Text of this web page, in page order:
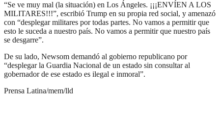
“Se ve muy mal (la situación) en Los Ángeles. ¡¡¡ENVÍEN A LOS
MILITARES!!!”, escribió Trump en su propia red social, y amenazó
con “desplegar militares por todas partes. No vamos a permitir que
esto le suceda a nuestro país. No vamos a permitir que nuestro país
se desgarre”.
De su lado, Newsom demandó al gobierno republicano por
“desplegar la Guardia Nacional de un estado sin consultar al
gobernador de ese estado es ilegal e inmoral”.
Prensa Latina/mem/lld